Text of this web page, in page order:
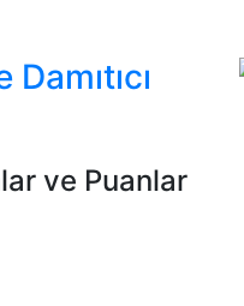
Damıtıcı
ve Puanlar